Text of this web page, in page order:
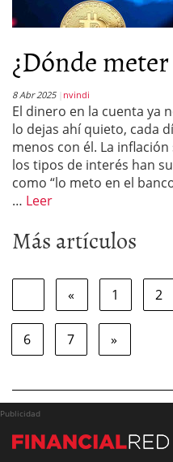
¿Dónde
8 Abr 2025 nvindi
El dinero en la cuenta ya
lo dejas ahí quieto, cada
menos con él. La
los tipos de interés han
como “lo meto en el
… Leer
Más artículos
« 1 2
6 7 »
Publicidad